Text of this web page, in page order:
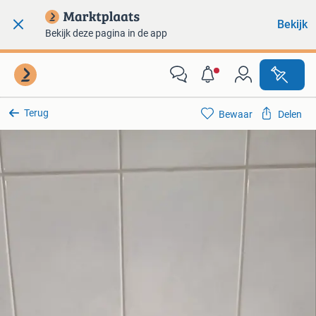
Bekijk deze pagina in de app
Bekijk
Terug Bewaar Delen